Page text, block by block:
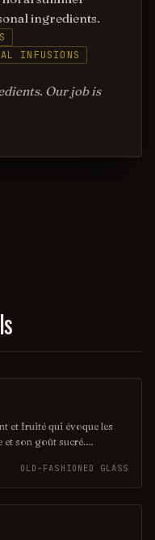
ingredients.
INFUSIONS
Our job is
et fruité qui évoque les
et son goût sucré.
les fêtes et les soirées
en font un choix
OLD-FASHIONED GLASS